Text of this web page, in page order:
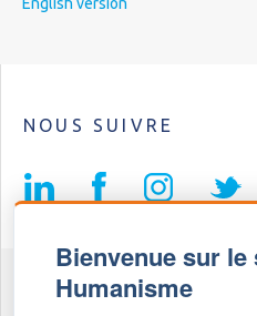
Bienvenue sur le
Humanisme
NOUS SUIVRE